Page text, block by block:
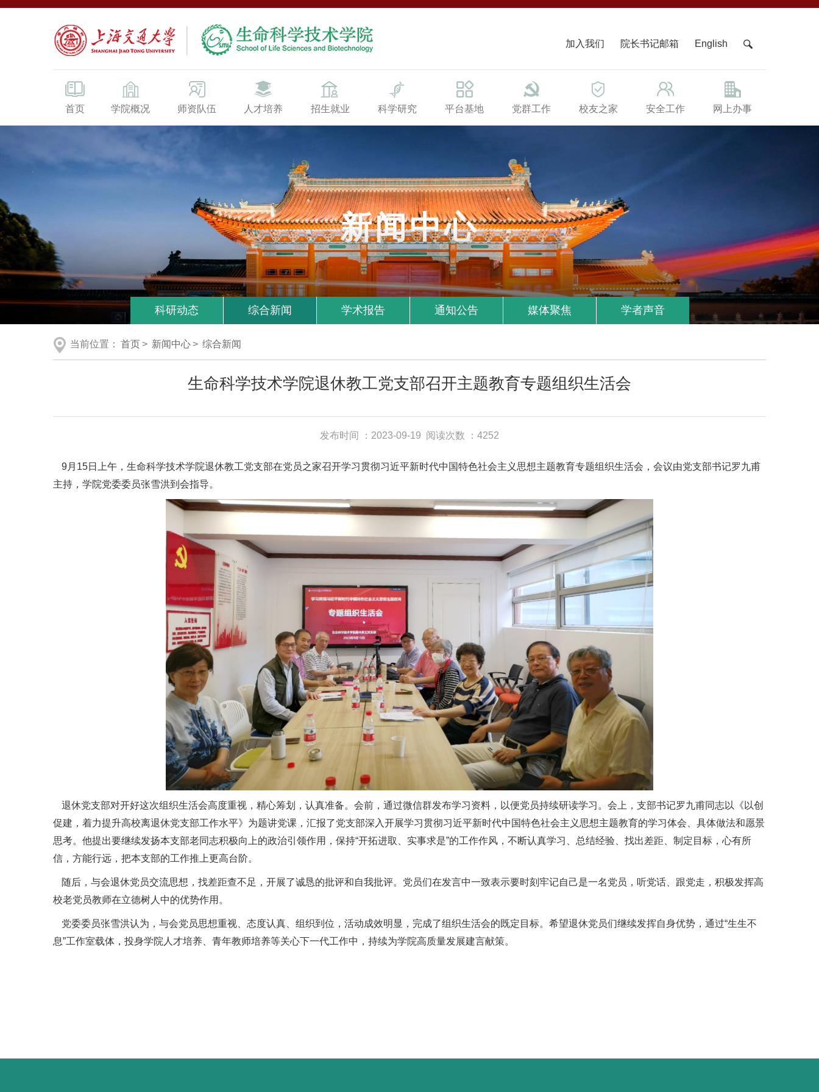
加入我们 院长书记邮箱 English
首页 学院概况 师资队伍 人才培养 招生就业 科学研究 平台基地 党群工作 校友之家 安全工作 网上办事
新闻中心
科研动态 综合新闻 学术报告 通知公告 媒体聚焦 学者声音
当前位置： 首页> 新闻中心> 综合新闻
生命科学技术学院退休教工党支部召开主题教育专题组织生活会
发布时间 ：2023-09-19 阅读次数 ：4252
9月15日上午，生命科学技术学院退休教工党支部在党员之家召开学习贯彻习近平新时代中国特色社会主义思想主题教育专题组织生活会，会议由党支部书记罗九甫
主持，学院党委委员张雪洪到会指导。
退休党支部对开好这次组织生活会高度重视，精心筹划，认真准备。会前，通过微信群发布学习资料，以便党员持续研读学习。会上，支部书记罗九甫同志以《以创
促建，着力提升高校离退休党支部工作水平》为题讲党课，汇报了党支部深入开展学习贯彻习近平新时代中国特色社会主义思想主题教育的学习体会、具体做法和愿景
思考。他提出要继续发扬本支部老同志积极向上的政治引领作用，保持“开拓进取、实事求是”的工作作风，不断认真学习、总结经验、找出差距、制定目标，心有所
信，方能行远，把本支部的工作推上更高台阶。
随后，与会退休党员交流思想，找差距查不足，开展了诚恳的批评和自我批评。党员们在发言中一致表示要时刻牢记自己是一名党员，听党话、跟党走，积极发挥高
校老党员教师在立德树人中的优势作用。
党委委员张雪洪认为，与会党员思想重视、态度认真、组织到位，活动成效明显，完成了组织生活会的既定目标。希望退休党员们继续发挥自身优势，通过“生生不
息”工作室载体，投身学院人才培养、青年教师培养等关心下一代工作中，持续为学院高质量发展建言献策。